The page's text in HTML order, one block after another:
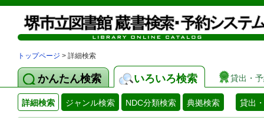
トップページ > 詳細検索
かんたん検索 いろいろ検索 貸出・
詳細検索 ジャンル検索 NDC分類検索 典拠検索 貸出